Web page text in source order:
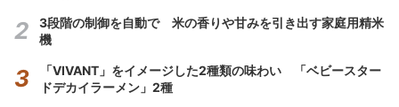
3段階の制御を自動で 米の香りや甘みを引き出す家庭用精米
機
「VIVANT」をイメージした2種類の味わい 「ベビースター
ドデカイラーメン」2種